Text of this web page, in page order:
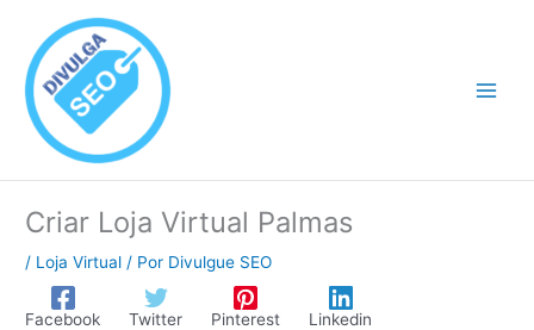
conteúdo
Criar Loja Virtual Palmas
/ Loja Virtual / Por Divulgue SEO
Facebook Twitter Pinterest Linkedin